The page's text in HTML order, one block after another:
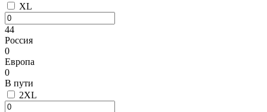
XL
44
Россия
0
Европа
0
В пути
2XL